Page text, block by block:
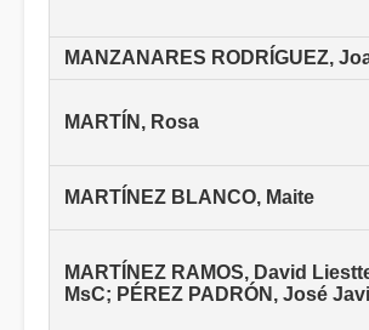
MANZANARES RODRÍGUEZ,
MARTÍN, Rosa
MARTÍNEZ BLANCO, Maite
MARTÍNEZ RAMOS, David
MsC; PÉREZ PADRÓN, José